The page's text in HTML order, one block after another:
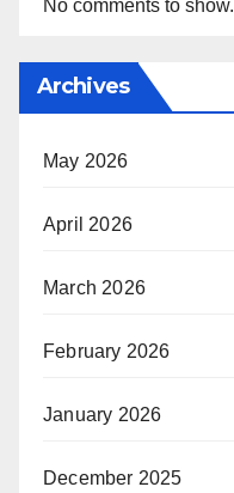
No comments to show.
Archives
May 2026
April 2026
March 2026
February 2026
January 2026
December 2025